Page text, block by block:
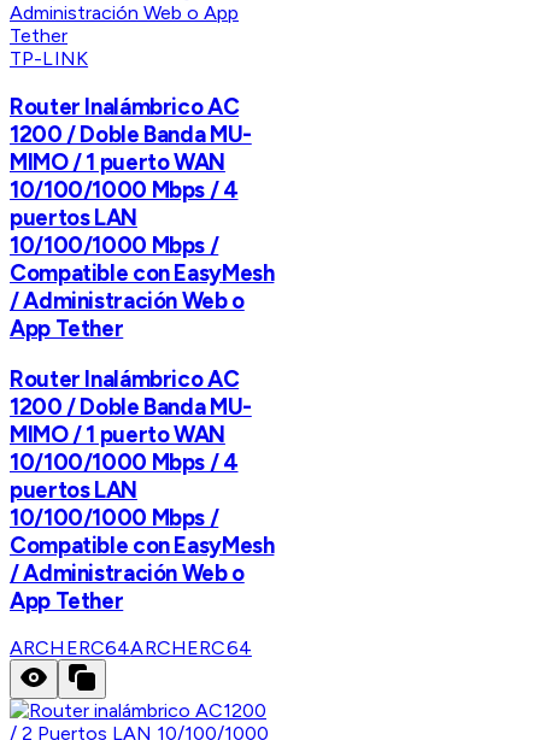
TP-LINK
Router Inalámbrico AC
1200 / Doble Banda MU-
MIMO / 1 puerto WAN
10/100/1000 Mbps / 4
puertos LAN
10/100/1000 Mbps /
Compatible con EasyMesh
/ Administración Web o
App Tether
Router Inalámbrico AC
1200 / Doble Banda MU-
MIMO / 1 puerto WAN
10/100/1000 Mbps / 4
puertos LAN
10/100/1000 Mbps /
Compatible con EasyMesh
/ Administración Web o
App Tether
ARCHERC64ARCHERC64